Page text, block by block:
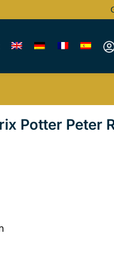
Potter Peter